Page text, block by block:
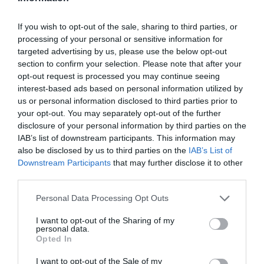
If you wish to opt-out of the sale, sharing to third parties, or
processing of your personal or sensitive information for
targeted advertising by us, please use the below opt-out
section to confirm your selection. Please note that after your
opt-out request is processed you may continue seeing
interest-based ads based on personal information utilized by
us or personal information disclosed to third parties prior to
your opt-out. You may separately opt-out of the further
disclosure of your personal information by third parties on the
IAB’s list of downstream participants. This information may
also be disclosed by us to third parties on the IAB’s List of
Downstream Participants that may further disclose it to other
Please note that this website/app uses one or more Google
not limited to your visit or usage behaviour. You may click to
grant or deny consent to Google and its third-party tags to
use your data for below specified purposes in below Google
consent section.
Personal Data Processing Opt Outs
I want to opt-out of the Sharing of my
personal data.
Opted In
I want to opt-out of the Sale of my
TAGS: #KAIROS ΕΙΔΗΣΕΙΣ ΕΥΒΟΙΑ
ΕΜΥ
ΕΥΒΟΙΑ
ΖΕΣΤΗ ΝΕΑ
ΡΟΗ ΕΙΔΗΣΕΩΝ
Ρίγη συγκίνησης στην Εύβοια! Η
Ιερά Μονή Οσίου Δαυΐδ έλαμψε
στη μεγάλη πανήγυρη της
Μεταμορφώσεως
08.08.2026 | 21:00
Φάνης Σπανός: 500.000 € για την
ενεργειακή αναβάθμιση του 4ου
Εύβοια: Τέλος στις παράνομες
χωματερές – Έρχονται πρόστιμα